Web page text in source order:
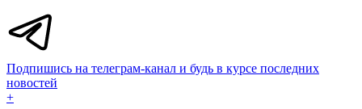
Подпишись на телеграм-канал и будь в курсе последних
новостей
+